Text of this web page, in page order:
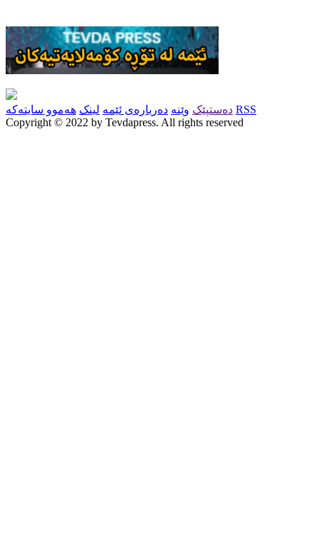
دەستپێک وێنە دەربارەی ئێمە لینک هەموو سایتەکە
RSS
Copyright © 2022 by Tevdapress. All rights reserved